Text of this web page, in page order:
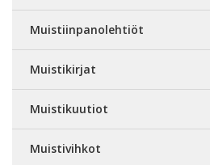
Muistiinpanolehtiöt
Muistikirjat
Muistikuutiot
Muistivihkot